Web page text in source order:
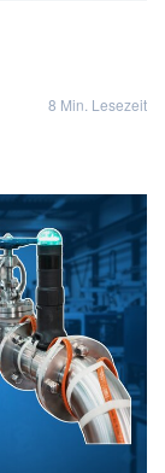
8 Min. Lesezeit